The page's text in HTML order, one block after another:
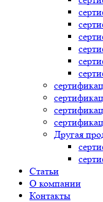
Другая
Статьи
О компании
Контакты